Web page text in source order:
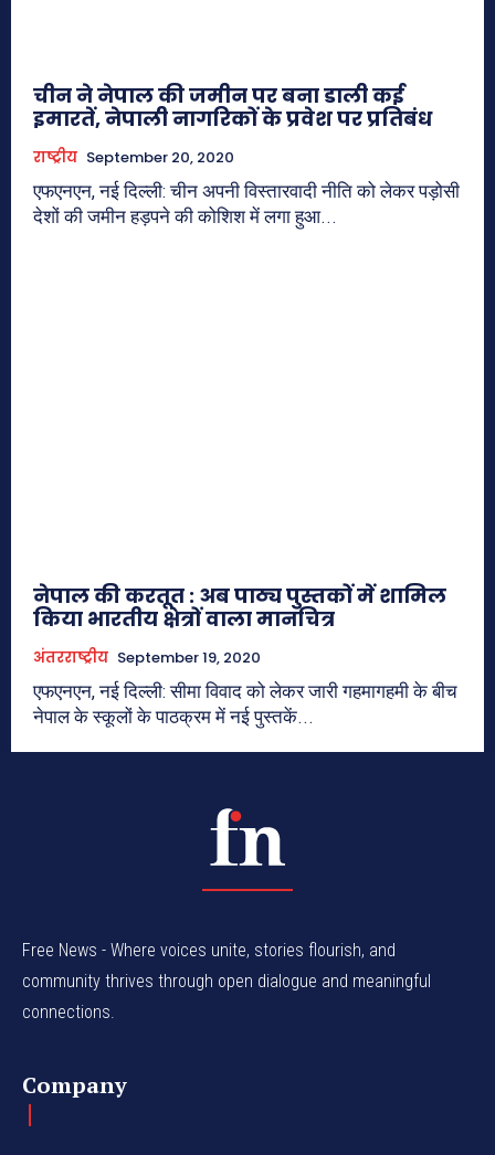
चीन ने नेपाल की जमीन पर बना डाली कई
इमारतें, नेपाली नागरिकों के प्रवेश पर प्रतिबंध
राष्ट्रीय September 20, 2020
एफएनएन, नई दिल्ली: चीन अपनी विस्तारवादी नीति को लेकर पड़ोसी
देशों की जमीन हड़पने की कोशिश में लगा हुआ...
नेपाल की करतूत : अब पाठ्य पुस्तकों में शामिल
किया भारतीय क्षेत्रों वाला मानचित्र
अंतरराष्ट्रीय September 19, 2020
एफएनएन, नई दिल्ली: सीमा विवाद को लेकर जारी गहमागहमी के बीच
नेपाल के स्कूलों के पाठक्रम में नई पुस्तकें...
Free News - Where voices unite, stories flourish, and
community thrives through open dialogue and meaningful
connections.
Company